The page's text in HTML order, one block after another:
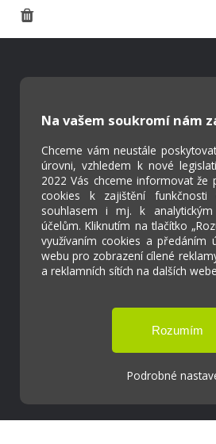
Na vašem soukromí nám
Chceme vám neustále
úrovni, vzhledem k nové
2022 Vás chceme informovat že
cookies k zajištění
souhlasem i mj. k
účelům. Kliknutím na tlačítko
využívaním cookies a předáním
webu pro zobrazení cílené
a reklamních sítích na dalších
Podrobné
Kontakty
Projekty
Virtuální
Cookies
Přístupnost
Základní škola a Mateřská